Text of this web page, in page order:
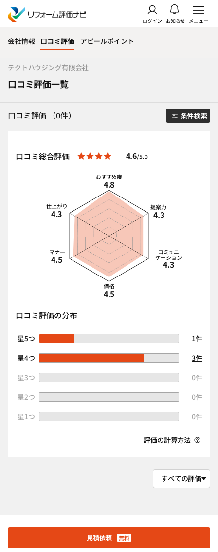
ログイン お知らせ メニュー
会社情報 口コミ評価 アピールポイント
テクトハウジング有限会社
口コミ評価一覧
口コミ評価 （0件） 条件検索
口コミ総合評価 4.6/5.0
おすすめ度
4.8
提案力
4.3
コミュニ
ケーション
4.3
価格
4.5
マナー
4.5
仕上がり
4.3
口コミ評価の分布
星5つ
1件
星4つ
3件
星3つ
0件
星2つ
0件
星1つ
0件
評価の計算方法
見積依頼 無料